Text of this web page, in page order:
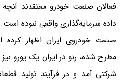
فعالان صنعت خودرو معتقدند آنچه
داده سرمایه‌گذاری واقعی نبوده
صنعت خودروی ایران اظهار
مطرح شده، رنو در ایران یک یورو
شرکتی آمد و در فرآیند تولید